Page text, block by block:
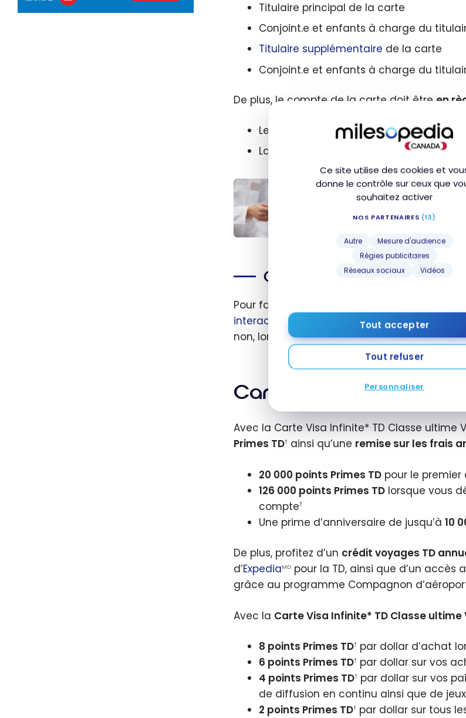
Ce site utilise des cookies et
donne le contrôle sur ceux que
souhaitez activer
NOS PARTENAIRES (13)
Autre
Mesure d'audience
Régies publicitaires
Réseaux sociaux
Vidéos
Tout accepter
Tout refuser
Personnaliser
Titulaire principal de la carte
Conjoint.e et enfants à charge du
Titulaire supplémentaire de la carte
Conjoint.e et enfants à charge du
De plus, le compte de la carte doit être en
Le titulaire de carte principal n’a pas
La Banque TD n’a pas suspendu et
l’ajout d’une
supplémentaire
TUTORIELS
Comment fonctionne
Outil pour savoir
Pour faciliter la compréhension des
interactif sur les assurances voyage. En 6
non, lorsqu’on paie en totalité le voyage en
Carte Visa Infinite* TD
Avec la Carte Visa Infinite* TD Classe ultime
Primes TD† ainsi qu’une remise sur les frais
20 000 points Primes TDpour le premier
126 000 points Primes TDlorsque vous
compte†
Une prime d’anniversaire de jusqu’à 10
De plus, profitez d’un crédit voyages TD
d’ExpediaMD pour la TD, ainsi que d’un accès
grâce au programme Compagnon
Avec la Carte Visa Infinite* TD Classe ultime
8 points Primes TD†par dollar d’achat
6 points Primes TD†par dollar sur vos
4 points Primes TD†par dollar sur vos
de diffusion en continu ainsi que de
2 points Primes TD†par dollar sur tous